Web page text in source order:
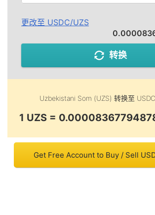
更改至 USDC/UZS
转换
Uzbekistani Som (UZS) 转换至
1 UZS =
Get Free Account to Buy / Sell